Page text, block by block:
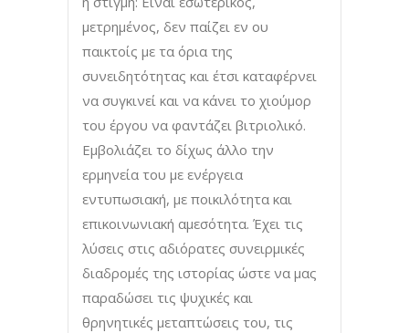
μετρημένος, δεν παίζει εν ου
παικτοίς με τα όρια της
συνειδητότητας και έτσι καταφέρνει
να συγκινεί και να κάνει το χιούμορ
του έργου να φαντάζει βιτριολικό.
Εμβολιάζει το δίχως άλλο την
ερμηνεία του με ενέργεια
εντυπωσιακή, με ποικιλότητα και
επικοινωνιακή αμεσότητα. Έχει τις
λύσεις στις αδιόρατες συνειρμικές
διαδρομές της ιστορίας ώστε να μας
παραδώσει τις ψυχικές και
θρηνητικές μεταπτώσεις του, τις